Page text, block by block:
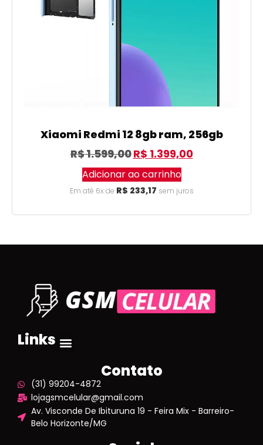
Xiaomi Redmi 12 8gb ram, 256gb
R$1.599,00R$ 1.399,00
Adicionar ao carrinho
Em até 6x de R$ 233,17 sem juros
Links
Contato
(31) 99204-4872
lojagsmcelular@gmail.com
Av. Visconde De Ibituruna 19 - Feira Mix - Barreiro-
Belo Horizonte/MG